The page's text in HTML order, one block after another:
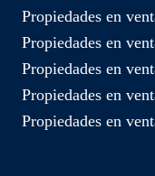
Propiedades en
Propiedades en
Propiedades en
Propiedades en
Propiedades en